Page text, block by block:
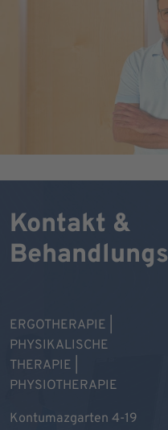
Kontakt &
ERGOTHERAPIE |
PHYSIKALISCHE
THERAPIE |
PHYSIOTHERAPIE
Kontumazgarten 4-19